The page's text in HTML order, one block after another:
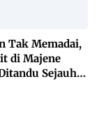
Tak Memadai,
di Majene
Sejauh